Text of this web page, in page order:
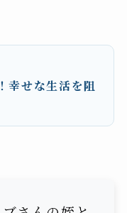
幸せな生活を阻